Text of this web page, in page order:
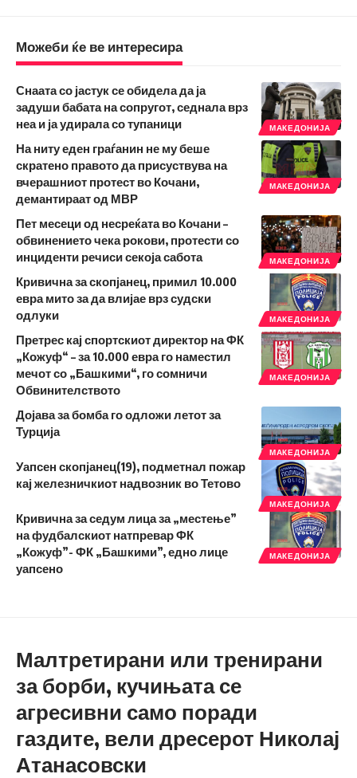
Можеби ќе ве интересира
МАКЕДОНИЈА
Снаата со јастук се обидела да ја
задуши бабата на сопругот, седнала врз
неа и ја удирала со тупаници
МАКЕДОНИЈА
На ниту еден граѓанин не му беше
скратено правото да присуствува на
вчерашниот протест во Кочани,
демантираат од МВР
МАКЕДОНИЈА
Пет месеци од несреќата во Кочани –
обвинението чека рокови, протести со
инциденти речиси секоја сабота
МАКЕДОНИЈА
Кривична за скопјанец, примил 10.000
евра мито за да влијае врз судски
одлуки
МАКЕДОНИЈА
Претрес кај спортскиот директор на ФК
„Кожуф“ – за 10.000 евра го наместил
мечот со „Башкими“, го сомничи
Обвинителството
МАКЕДОНИЈА
Дојава за бомба го одложи летот за
Турција
МАКЕДОНИЈА
Уапсен скопјанец(19), подметнал пожар
кај железничкиот надвозник во Тетово
МАКЕДОНИЈА
Кривична за седум лица за „местење”
на фудбалскиот натпревар ФК
„Кожуф”- ФК „Башкими”, едно лице
уапсено
Малтретирани или тренирани
за борби, кучињата се
агресивни само поради
газдите, вели дресерот Николај
Атанасовски